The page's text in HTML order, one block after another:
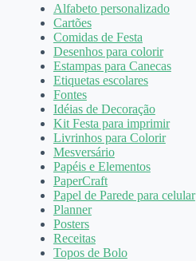
Alfabeto personalizado
Cartões
Comidas de Festa
Desenhos para colorir
Estampas para Canecas
Etiquetas escolares
Fontes
Idéias de Decoração
Kit Festa para imprimir
Livrinhos para Colorir
Mesversário
Papéis e Elementos
PaperCraft
Papel de Parede para celular
Planner
Posters
Receitas
Topos de Bolo